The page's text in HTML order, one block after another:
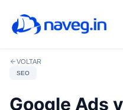
VOLTAR
SEO
Google Ads